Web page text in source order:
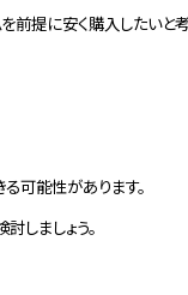
前提に安く購入したいと
可能性があります。
しましょう。